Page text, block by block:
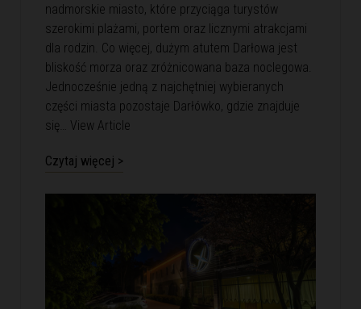
nadmorskie miasto, które przyciąga turystów
szerokimi plażami, portem oraz licznymi atrakcjami
dla rodzin. Co więcej, dużym atutem Darłowa jest
bliskość morza oraz zróżnicowana baza noclegowa.
Jednocześnie jedną z najchętniej wybieranych
części miasta pozostaje Darłówko, gdzie znajduje
się… View Article
Czytaj więcej >